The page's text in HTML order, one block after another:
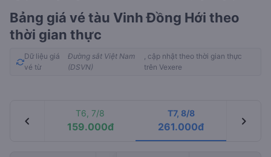
Bảng giá vé tàu Vinh Đồng Hới theo
thời gian thực
Dữ liệu giá
vé từ
Đường sắt Việt Nam
(DSVN)
, cập nhật theo thời gian thực
trên Vexere
chevron_left
T6, 7/8
159.000đ
T7, 8/8
261.000đ chevron_right